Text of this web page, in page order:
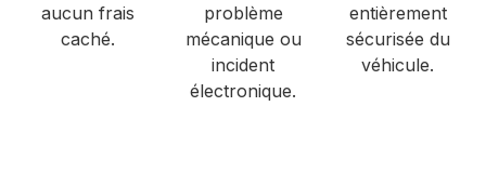
aucun frais
caché.
problème
mécanique ou
incident
électronique.
entièrement
sécurisée du
véhicule.